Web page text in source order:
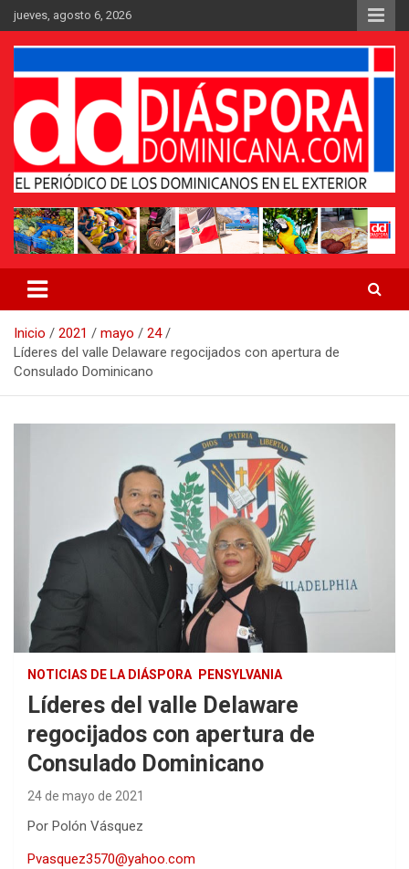
Saltar
al
contenido
jueves, agosto 6, 2026
Periódico Diáspora Dominicana
Inicio 2021 mayo
24
Líderes del valle Delaware regocijados con apertura de
Consulado Dominicano
NOTICIAS DE LA DIÁSPORA PENSYLVANIA
Líderes del valle Delaware
regocijados con apertura de
Consulado Dominicano
24 de mayo de 2021
Por Polón Vásquez
Pvasquez3570@yahoo.com